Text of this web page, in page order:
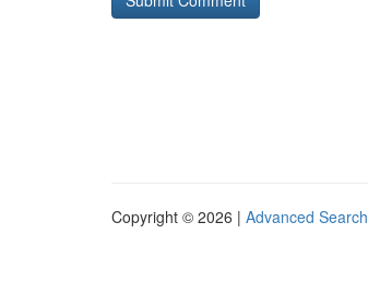
Copyright © 2026 | Advanced Search